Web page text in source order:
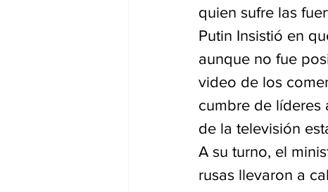
quien sufre las
Putin Insistió en
aunque no fue
video de los
cumbre de líderes
de la televisión
A su turno, el
rusas llevaron a